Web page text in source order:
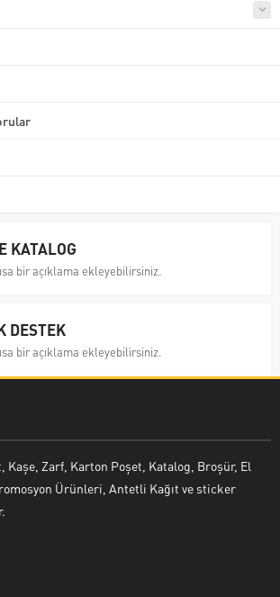
KATALOG
bir açıklama ekleyebilirsiniz.
DESTEK
bir açıklama ekleyebilirsiniz.
Kaşe, Zarf, Karton Poşet, Katalog, Broşür, El
Ürünleri, Antetli Kağıt ve sticker